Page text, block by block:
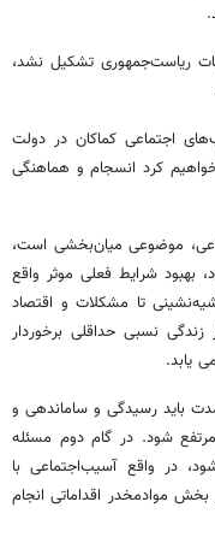
ریاست‌جمهوری تشکیل نشد،
اجتماعی کماکان در دولت
کرد انسجام و هماهنگی
موضوعی میان‌بخشی است،
شرایط فعلی موثر واقع
تا مشکلات و اقتصاد
نسبی حداقلی برخوردار
یابد.
باید رسیدگی و ساماندهی و
شود. در گام دوم مسئله
در واقع آسیب‌اجتماعی با
موادمخدر اقداماتی انجام